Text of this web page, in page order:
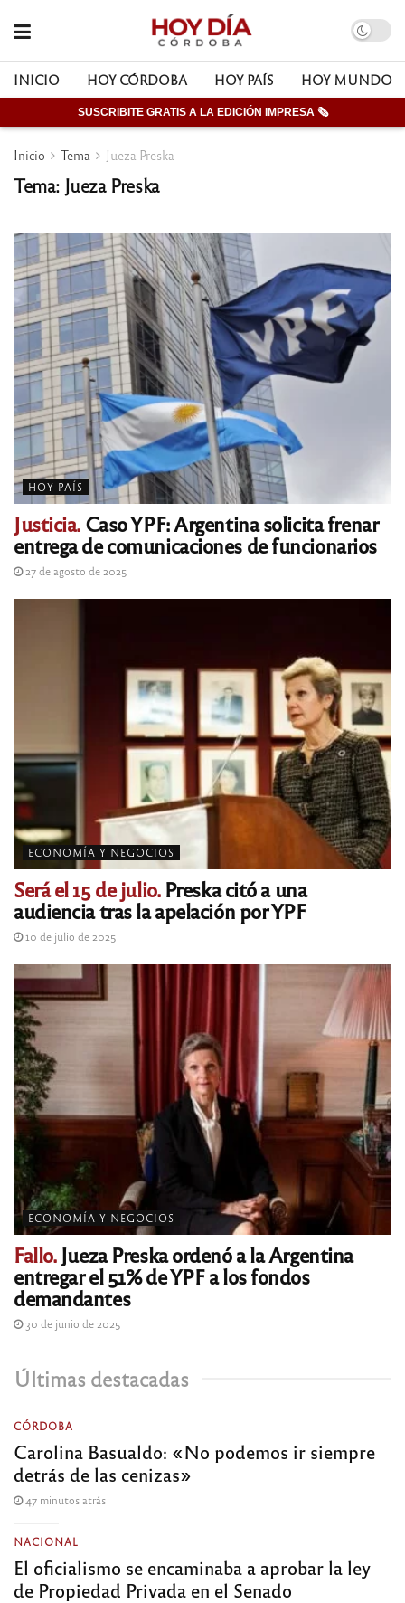
INICIO HOY CÓRDOBA HOY PAÍS HOY MUNDO
SUSCRIBITE GRATIS A LA EDICIÓN IMPRESA 🗞
Inicio Tema Jueza Preska
Tema: Jueza Preska
HOY PAÍS
Justicia. Caso YPF: Argentina solicita frenar
entrega de comunicaciones de funcionarios
27 de agosto de 2025
ECONOMÍA Y NEGOCIOS
Será el 15 de julio.Preska citó a una
audiencia tras la apelación por YPF
10 de julio de 2025
ECONOMÍA Y NEGOCIOS
Fallo.Jueza Preska ordenó a la Argentina
entregar el 51% de YPF a los fondos
demandantes
30 de junio de 2025
Últimas destacadas
CÓRDOBA
Carolina Basualdo: «No podemos ir siempre
detrás de las cenizas»
47 minutos atrás
NACIONAL
El oficialismo se encaminaba a aprobar la ley
de Propiedad Privada en el Senado